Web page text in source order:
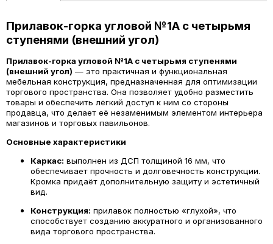
Прилавок-горка угловой №1А с четырьмя
ступенями (внешний угол)
Прилавок-горка угловой №1А с четырьмя ступенями
(внешний угол) — это практичная и функциональная
мебельная конструкция, предназначенная для оптимизации
торгового пространства. Она позволяет удобно разместить
товары и обеспечить лёгкий доступ к ним со стороны
продавца, что делает её незаменимым элементом интерьера
магазинов и торговых павильонов.
Основные характеристики
Каркас: выполнен из ДСП толщиной 16 мм, что
обеспечивает прочность и долговечность конструкции.
Кромка придаёт дополнительную защиту и эстетичный
вид.
Конструкция: прилавок полностью «глухой», что
способствует созданию аккуратного и организованного
вида торгового пространства.